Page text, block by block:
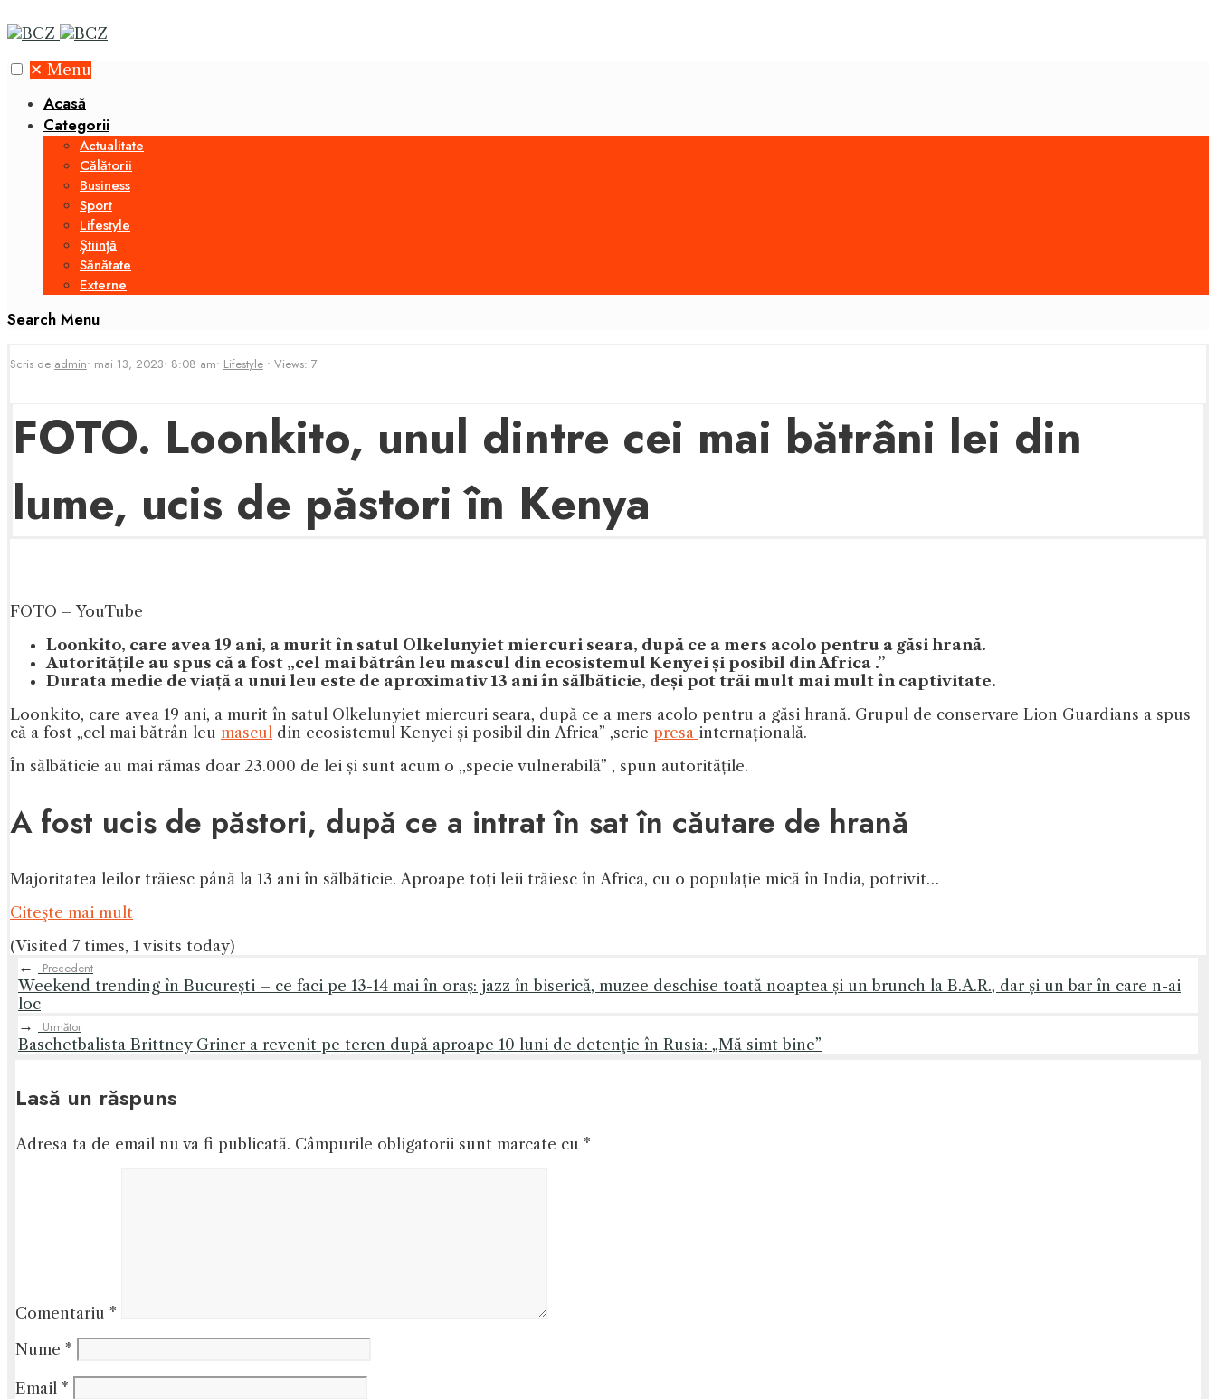
✕ Menu
Acasă
Categorii
Actualitate
Călătorii
Business
Sport
Lifestyle
Știință
Sănătate
Externe
Search Menu
Scris de admin• mai 13, 2023• 8:08 am• Lifestyle • Views: 7
FOTO. Loonkito, unul dintre cei mai bătrâni lei din
lume, ucis de păstori în Kenya
FOTO – YouTube
Loonkito, care avea 19 ani, a murit în satul Olkelunyiet miercuri seara, după ce a mers acolo pentru a găsi hrană.
Autoritățile au spus că a fost „cel mai bătrân leu mascul din ecosistemul Kenyei și posibil din Africa .”
Durata medie de viață a unui leu este de aproximativ 13 ani în sălbăticie, deși pot trăi mult mai mult în captivitate.
Loonkito, care avea 19 ani, a murit în satul Olkelunyiet miercuri seara, după ce a mers acolo pentru a găsi hrană. Grupul de conservare Lion Guardians a spus
că a fost „cel mai bătrân leu mascul din ecosistemul Kenyei și posibil din Africa” ,scrie presa internațională.
În sălbăticie au mai rămas doar 23.000 de lei și sunt acum o ,,specie vulnerabilă” , spun autoritățile.
A fost ucis de păstori, după ce a intrat în sat în căutare de hrană
Majoritatea leilor trăiesc până la 13 ani în sălbăticie. Aproape toți leii trăiesc în Africa, cu o populație mică în India, potrivit…
Citeşte mai mult
(Visited 7 times, 1 visits today)
←
Precedent
Weekend trending în București – ce faci pe 13-14 mai în oraș: jazz în biserică, muzee deschise toată noaptea și un brunch la B.A.R., dar și un bar în care n-ai
loc
→
Următor
Baschetbalista Brittney Griner a revenit pe teren după aproape 10 luni de detenţie în Rusia: „Mă simt bine”
Lasă un răspuns
Adresa ta de email nu va fi publicată. Câmpurile obligatorii sunt marcate cu *
Comentariu *
Nume *
Email *